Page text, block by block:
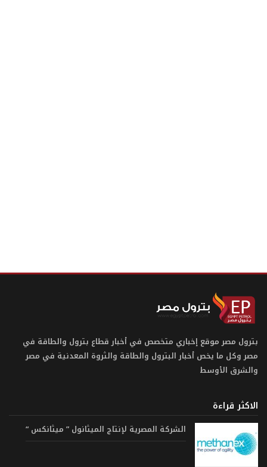
بترول مصر موقع إخباري متخصص في أخبار قطاع بترول والطاقة في
مصر وكل ما يخص أخبار البترول والطاقة والثروة المعدنية في مصر
والشرق الأوسط
الاكثر قراءة
الشركة المصرية لإنتاج الميثانول ” ميثانكس “